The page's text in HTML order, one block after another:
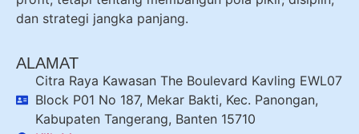
dan strategi jangka panjang.
ALAMAT
Citra Raya Kawasan The Boulevard Kavling EWL07
Block P01 No 187, Mekar Bakti, Kec. Panongan,
Kabupaten Tangerang, Banten 15710